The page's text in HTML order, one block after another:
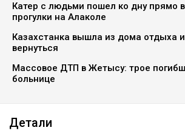
Катер с людьми пошел ко дну прямо
прогулки на Алаколе
Казахстанка вышла из дома отдыха
вернуться
Массовое ДТП в Жетысу: трое
больнице
Детали